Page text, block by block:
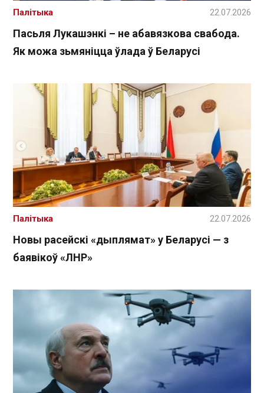
Пасьля Лукашэнкі – не абавязкова свабода.
Як можа зьмяніцца ўлада ў Беларусі
Палітыка 22.07.2026
Новы расейскі «дыплямат» у Беларусі — з
баявікоў «ЛНР»
Палітыка 22.07.2026